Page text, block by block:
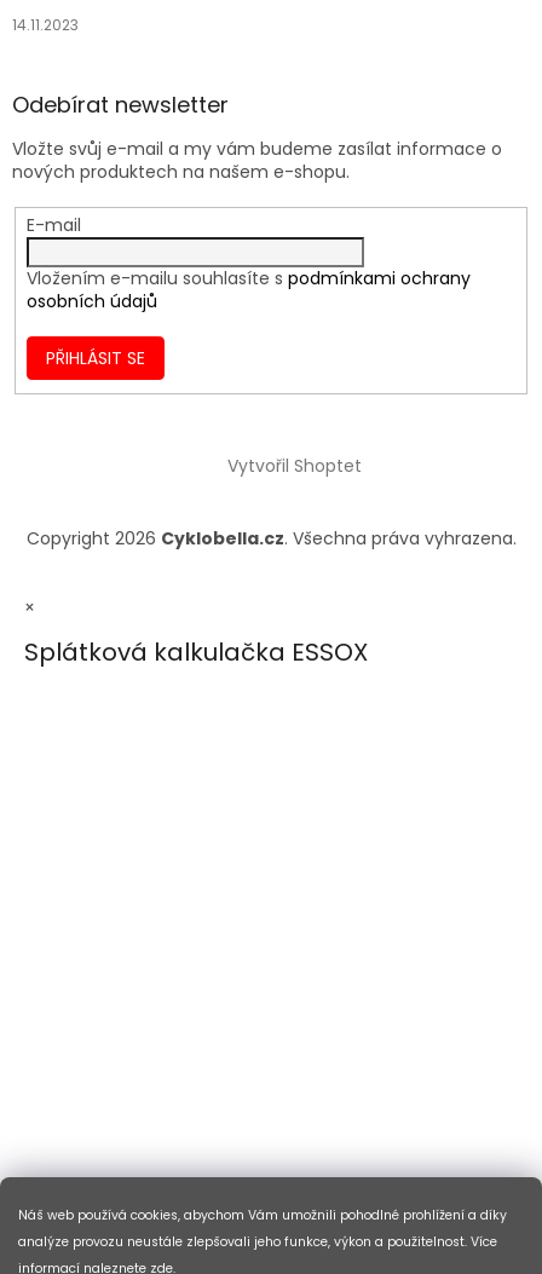
Náš web používá cookies, abychom Vám umožnili pohodlné prohlížení a díky
analýze provozu neustále zlepšovali jeho funkce, výkon a použitelnost. Více
informací naleznete zde.
14.11.2023
Odebírat newsletter
Vložte svůj e-mail a my vám budeme zasílat informace o
nových produktech na našem e-shopu.
E-mail
Vložením e-mailu souhlasíte s podmínkami ochrany
osobních údajů
PŘIHLÁSIT SE
Vytvořil Shoptet
Copyright 2026 Cyklobella.cz. Všechna práva vyhrazena.
×
Splátková kalkulačka ESSOX